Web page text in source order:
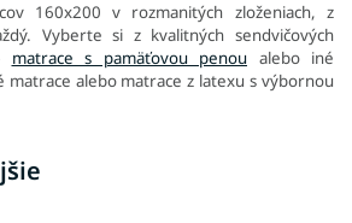
160x200 v rozmanitých zloženiach, z
Vyberte si z kvalitných sendvičových
matrace s pamäťovou penou alebo iné
matrace alebo matrace z latexu s výbornou